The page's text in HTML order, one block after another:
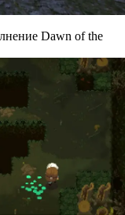
Dawn of the